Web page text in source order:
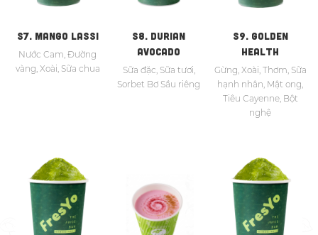
S7. MANGO LASSI
Nước Cam, Đường
vàng, Xoài, Sữa chua
S8. DURIAN
AVOCADO
Sữa đặc, Sữa tươi,
Sorbet Bơ Sầu riêng
S9. GOLDEN
HEALTH
Gừng, Xoài, Thơm, Sữa
hạnh nhân, Mật ong,
Tiêu Cayenne, Bột
nghệ